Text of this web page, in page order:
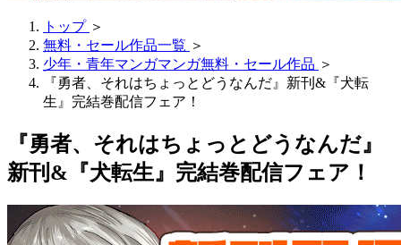
トップ ＞
無料・セール作品一覧 ＞
少年・青年マンガマンガ無料・セール作品 ＞
『勇者、それはちょっとどうなんだ』新刊&『犬転
生』完結巻配信フェア！
『勇者、それはちょっとどうなんだ』
新刊&『犬転生』完結巻配信フェア！